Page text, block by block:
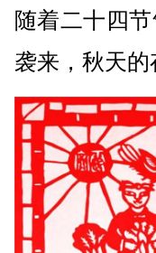
随着二十四
袭来，秋天的